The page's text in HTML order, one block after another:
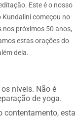
Este é o nosso
Kundalini começou no
nos próximos 50 anos,
estas orações do
dela.
níveis. Não é
de yoga.
contentamento, esta